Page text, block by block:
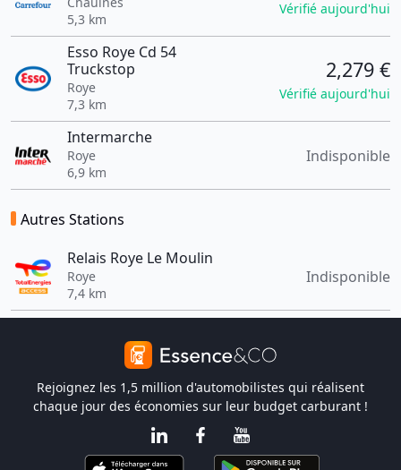
5,3 km
Vérifié aujourd'hui
Esso Roye Cd 54
Truckstop
Roye
7,3 km
2,279 €
Vérifié aujourd'hui
Intermarche
Roye
6,9 km
Indisponible
Autres Stations
Relais Roye Le Moulin
Roye
7,4 km
Indisponible
Rejoignez les 1,5 million d'automobilistes qui réalisent
chaque jour des économies sur leur budget carburant !